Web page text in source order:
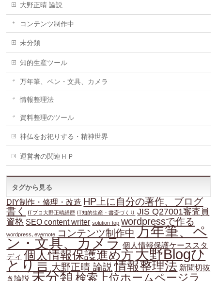
大野正晴 論説
コンテンツ制作中
未分類
知的生産ツール
万年筆、ペン・文具、カメラ
情報整理法
資料整理のツール
神仏をお祀りする・精神世界
運営者の関連ＨＰ
タグから見る
DIY制作・修理・改造 HP上に自分の著作、ブログ
書く
ITプロ大野正晴経歴 IT知的生産・書斎づくり JIS Q27001審査員
資格 SEO content writer solution-top wordpressで作る
wordpress､evernote コンテンツ制作中 万年筆、ペ
ン・文具、カメラ 個人情報保護ケーススタ
ディ 個人情報保護進め方大野Blogひ
とり言 大野正晴 論説 情報整理法 新聞切抜
き論説 未分類検索上位ホームページラ